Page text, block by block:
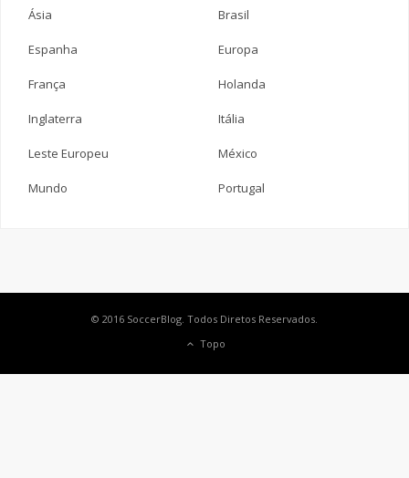
Ásia Brasil
Espanha Europa
França Holanda
Inglaterra Itália
Leste Europeu México
Mundo Portugal
© 2016 SoccerBlog. Todos Diretos Reservados.
Topo